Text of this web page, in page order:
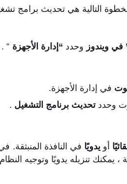
التالية هي تحديث برامج
في ويندوز وحدد “إدارة الأجهزة ” .
في إدارة الأجهزة.
وحددتحديث برنامج التشغيل .
أويدويًا في النافذة المنبثقة.
، يمكنك تنزيله يدويًا وتوجيه